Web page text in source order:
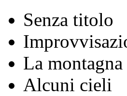
Senza titolo
La montagna
Alcuni cieli